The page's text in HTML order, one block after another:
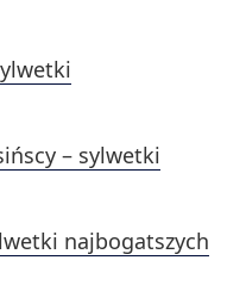
– sylwetki
najbogatszych